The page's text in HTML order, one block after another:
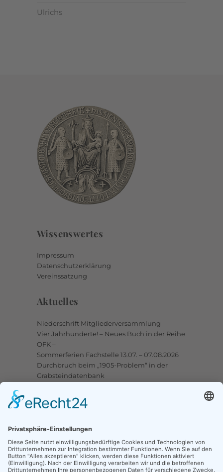
Ulrichs
Wissenswertes
Impressum
Datenschutzerklärung
Vereinssatzung
Aktuelles
Niederschrift Mitgliederversammlung
Vier Jahrhunderte! – Neues Buch in der Reihe
OFK –
Sommerferien Fachstelle 13.07. – 07.08.2026
Durchbruch beim „1905-Problem“ in der
Grabsteindatenbank
Facebook
Ortssippenbücher-Online
Grabsteindatenbank
Tote Punkte